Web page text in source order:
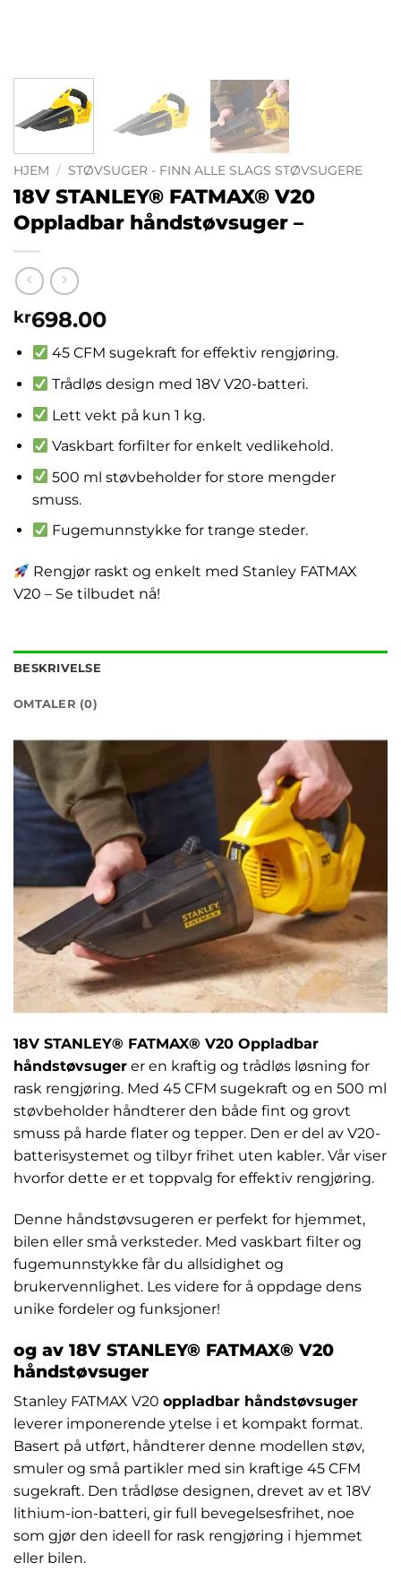
HJEM / STØVSUGER - FINN ALLE SLAGS STØVSUGERE
18V STANLEY® FATMAX® V20
Oppladbar håndstøvsuger –
kr698.00
45 CFM sugekraft for effektiv rengjøring.
Trådløs design med 18V V20-batteri.
Lett vekt på kun 1 kg.
Vaskbart forfilter for enkelt vedlikehold.
500 ml støvbeholder for store mengder
smuss.
Fugemunnstykke for trange steder.
Rengjør raskt og enkelt med Stanley FATMAX
V20 – Se tilbudet nå!
BESKRIVELSE
OMTALER (0)
18V STANLEY® FATMAX® V20 Oppladbar
håndstøvsuger er en kraftig og trådløs løsning for
rask rengjøring. Med 45 CFM sugekraft og en 500 ml
støvbeholder håndterer den både fint og grovt
smuss på harde flater og tepper. Den er del av V20-
batterisystemet og tilbyr frihet uten kabler. Vår viser
hvorfor dette er et toppvalg for effektiv rengjøring.
Denne håndstøvsugeren er perfekt for hjemmet,
bilen eller små verksteder. Med vaskbart filter og
fugemunnstykke får du allsidighet og
brukervennlighet. Les videre for å oppdage dens
unike fordeler og funksjoner!
og av 18V STANLEY® FATMAX® V20
håndstøvsuger
Stanley FATMAX V20 oppladbar håndstøvsuger
leverer imponerende ytelse i et kompakt format.
Basert på utført, håndterer denne modellen støv,
smuler og små partikler med sin kraftige 45 CFM
sugekraft. Den trådløse designen, drevet av et 18V
lithium-ion-batteri, gir full bevegelsesfrihet, noe
som gjør den ideell for rask rengjøring i hjemmet
eller bilen.